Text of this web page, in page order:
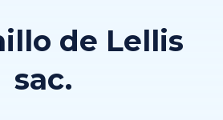
de Lellis
sac.